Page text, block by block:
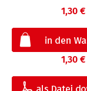
1,30 €
1,30 €